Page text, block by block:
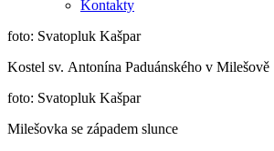
Kontakty
foto: Svatopluk Kašpar
Kostel sv. Antonína Paduánského v Milešově
foto: Svatopluk Kašpar
Milešovka se západem slunce